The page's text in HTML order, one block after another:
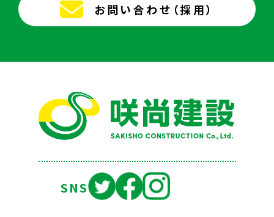
お問い合わせ（採用）
SNS